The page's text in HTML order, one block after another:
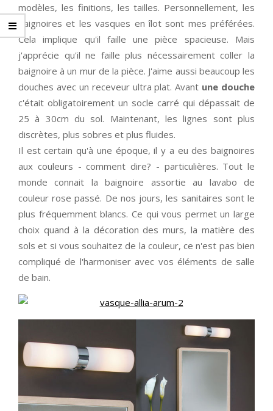
modèles, les finitions, les tailles. Personnellement, les
baignoires et les vasques en îlot sont mes préférées.
Cela implique qu'il faille une pièce spacieuse. Mais
j'apprécie qu'il ne faille plus nécessairement coller la
baignoire à un mur de la pièce. J'aime aussi beaucoup les
douches avec un receveur ultra plat. Avant une douche
c'était obligatoirement un socle carré qui dépassait de
25 à 30cm du sol. Maintenant, les lignes sont plus
discrètes, plus sobres et plus fluides.
Il est certain qu'à une époque, il y a eu des baignoires
aux couleurs - comment dire? - particulières. Tout le
monde connait la baignoire assortie au lavabo de
couleur rose passé. De nos jours, les sanitaires sont le
plus fréquemment blancs. Ce qui vous permet un large
choix quand à la décoration des murs, la matière des
sols et si vous souhaitez de la couleur, ce n'est pas bien
compliqué de l'harmoniser avec vos éléments de salle
de bain.